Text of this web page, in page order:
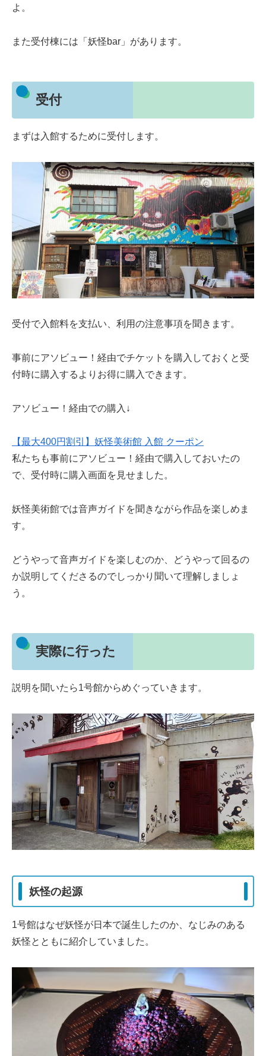
よ。
また受付棟には「妖怪bar」があります。
受付
まずは入館するために受付します。
受付で入館料を支払い、利用の注意事項を聞きます。
事前にアソビュー！経由でチケットを購入しておくと受
付時に購入するよりお得に購入できます。
アソビュー！経由での購入↓
【最大400円割引】妖怪美術館 入館 クーポン
私たちも事前にアソビュー！経由で購入しておいたの
で、受付時に購入画面を見せました。
妖怪美術館では音声ガイドを聞きながら作品を楽しめま
す。
どうやって音声ガイドを楽しむのか、どうやって回るの
か説明してくださるのでしっかり聞いて理解しましょ
う。
実際に行った
説明を聞いたら1号館からめぐっていきます。
妖怪の起源
1号館はなぜ妖怪が日本で誕生したのか、なじみのある
妖怪とともに紹介していました。